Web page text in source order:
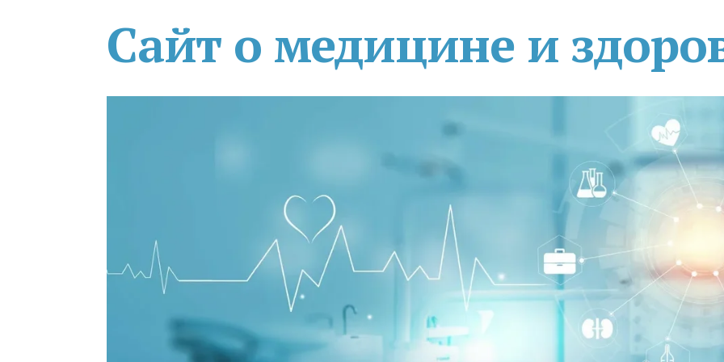
Сайт о медицине и